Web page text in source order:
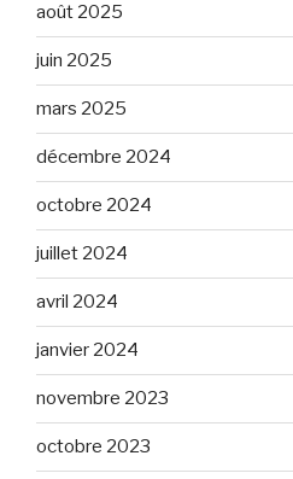
août 2025
juin 2025
mars 2025
décembre 2024
octobre 2024
juillet 2024
avril 2024
janvier 2024
novembre 2023
octobre 2023